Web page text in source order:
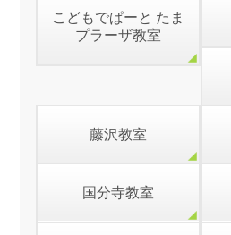
こどもでぱーと たま
プラーザ教室
藤沢教室
国分寺教室